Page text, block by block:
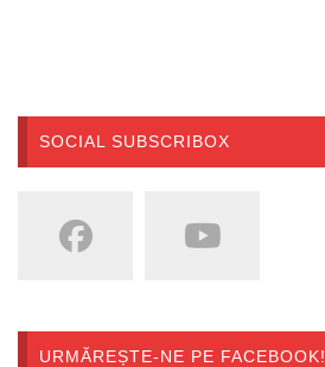
SOCIAL SUBSCRIBOX
URMĂREȘTE-NE PE FACEBOOK!